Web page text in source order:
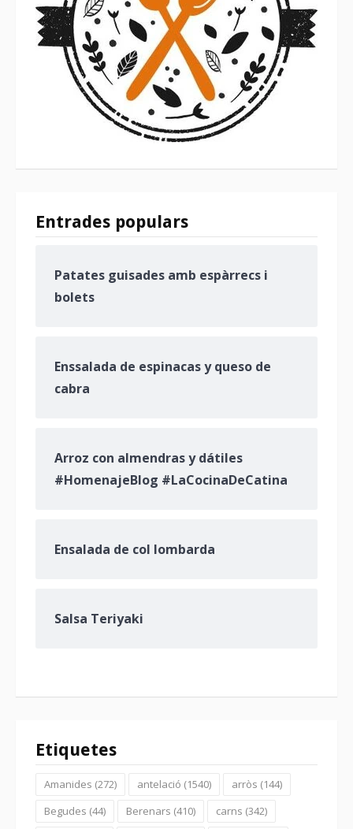
Entrades populars
Patates guisades amb espàrrecs i
bolets
Enssalada de espinacas y queso de
cabra
Arroz con almendras y dátiles
#HomenajeBlog #LaCocinaDeCatina
Ensalada de col lombarda
Salsa Teriyaki
Etiquetes
Amanides (272) antelació (1540) arròs (144)
Begudes (44) Berenars (410) carns (342)